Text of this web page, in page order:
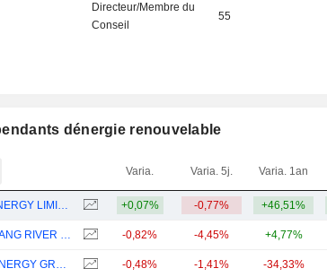
Directeur/Membre du
Conseil
55
dénergie renouvelable
Varia. Varia. 5j. Varia. 1an
+0,07% -0,77% +46,51%
-0,82% -4,45% +4,77%
-0,48% -1,41% -34,33%